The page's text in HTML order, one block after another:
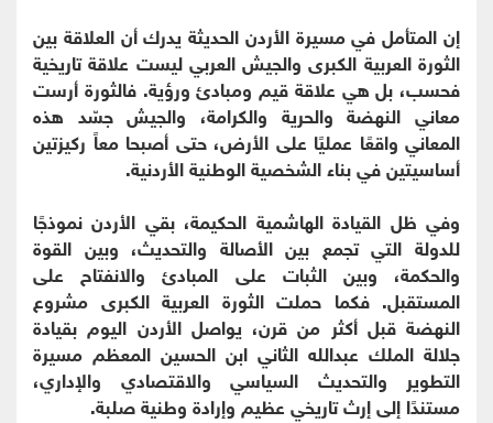
إن المتأمل في مسيرة الأردن الحديثة يدرك أن العلاقة بين
الثورة العربية الكبرى والجيش العربي ليست علاقة تاريخية
فحسب، بل هي علاقة قيم ومبادئ ورؤية. فالثورة أرست
معاني النهضة والحرية والكرامة، والجيش جسّد هذه
المعاني واقعًا عمليًا على الأرض، حتى أصبحا معاً ركيزتين
أساسيتين في بناء الشخصية الوطنية الأردنية.
وفي ظل القيادة الهاشمية الحكيمة، بقي الأردن نموذجًا
للدولة التي تجمع بين الأصالة والتحديث، وبين القوة
والحكمة، وبين الثبات على المبادئ والانفتاح على
المستقبل. فكما حملت الثورة العربية الكبرى مشروع
النهضة قبل أكثر من قرن، يواصل الأردن اليوم بقيادة
جلالة الملك عبدالله الثاني ابن الحسين المعظم مسيرة
التطوير والتحديث السياسي والاقتصادي والإداري،
مستندًا إلى إرث تاريخي عظيم وإرادة وطنية صلبة.